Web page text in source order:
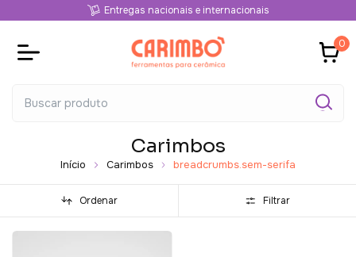
Entregas nacionais e internacionais
0
Carimbos
Início Carimbos breadcrumbs.sem-serifa
Ordenar Filtrar